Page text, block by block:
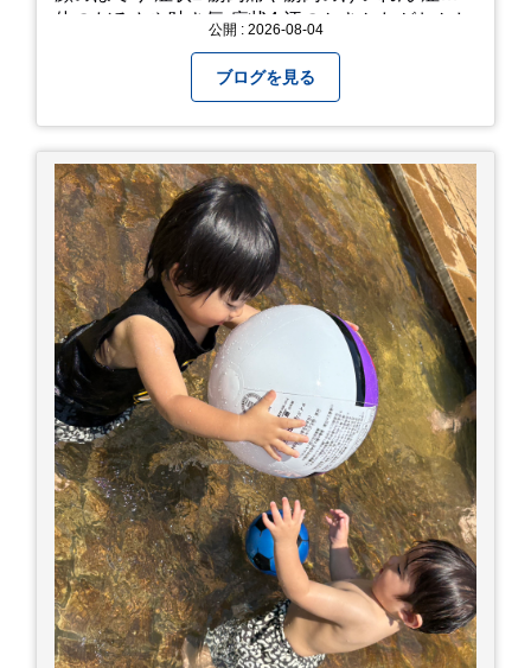
体のだるさや吐き気 症状4 汗のかきかたがおかし
に反応しない、まっすぐ歩けない 症状7 水分補給
に医療機関へ相談、または救急車を呼びましょう
□涼しい場所へ移動しましょう □衣服を脱がし、
体を冷やして体温を下げましょう □塩分や水分を
補給しましょう 一番大切な命を守って、夏を乗り
切りましょう！
公開 : 2026-08-04
ブログを見る